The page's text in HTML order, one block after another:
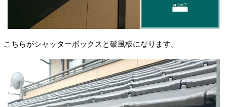
こちらがシャッターボックスと破風板になります。